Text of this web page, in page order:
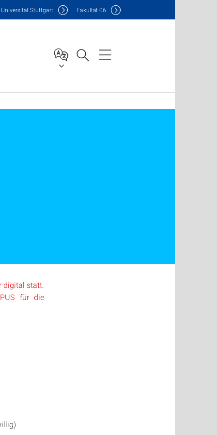
Universität Stuttgart Fakultät06
digital statt.
für die